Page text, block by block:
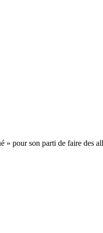
pour son parti de faire des